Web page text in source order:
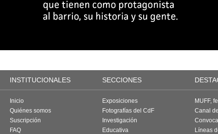
INSTITUCIONALES SECCIONES
Inicio
Quiénes somos
Suscripción
FAQ
Exposiciones
Fotografías del CdF
Investigación
Educativa
MUFF,
Canal
Líneas